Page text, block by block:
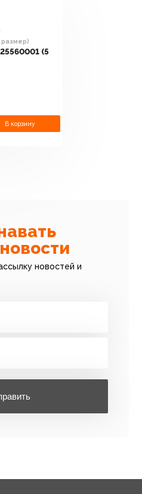
размер)
(5
В корзину
новостей и